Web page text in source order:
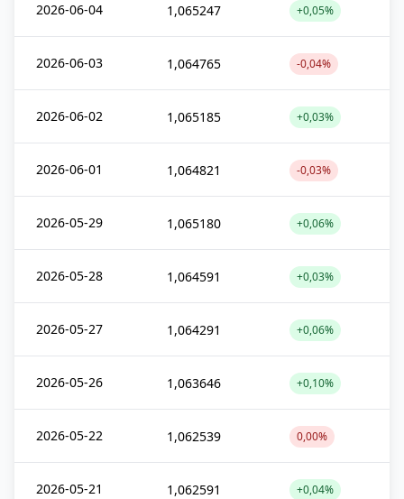
2026-06-04 1,065247 +0,05%
2026-06-03 1,064765 -0,04%
2026-06-02 1,065185 +0,03%
2026-06-01 1,064821 -0,03%
2026-05-29 1,065180 +0,06%
2026-05-28 1,064591 +0,03%
2026-05-27 1,064291 +0,06%
2026-05-26 1,063646 +0,10%
2026-05-22 1,062539 0,00%
2026-05-21 1,062591 +0,04%